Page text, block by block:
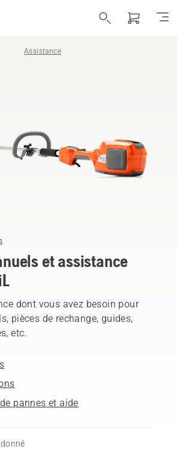
Assistance
et assistance
dont vous avez besoin pour
pièces de rechange, guides,
etc.
pannes et aide